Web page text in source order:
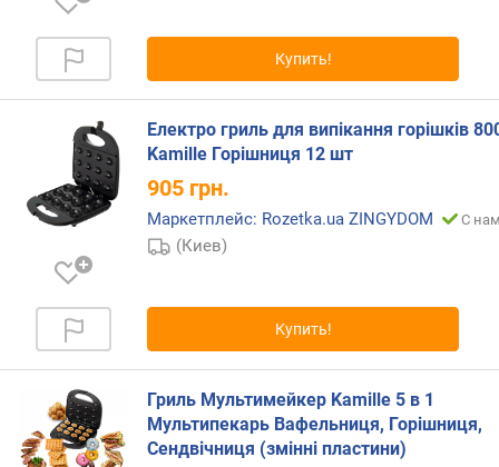
Купить!
Електро гриль для випікання горішків
Kamille Горішниця 12 шт
905 грн.
Маркетплейс: Rozetka.ua ZINGYDOM С
(Киев)
Купить!
Гриль Мультимейкер Kamille 5 в 1
Мультипекарь Вафельниця, Горішниця,
Сендвічниця (змінні пластини)